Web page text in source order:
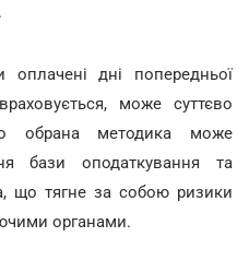
дні попередньої
може суттєво
обрана методика може
бази оподаткування та
що тягне за собою ризики
органами.